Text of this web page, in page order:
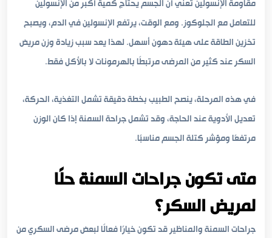
مقاومة الإنسولين تعني أن الجسم يحتاج كمية أكبر من الإنسولين
للتعامل مع الجلوكوز. ومع الوقت، يرتفع الإنسولين في الدم، ويصبح
تخزين الطاقة على هيئة دهون أسهل. لهذا يعد سبب زيادة وزن مريض
السكر عند كثير من المرضى مرتبطًا بالهرمونات لا بالأكل فقط.
في هذه المرحلة، ينصح الطبيب بخطة دقيقة تشمل التغذية، الحركة،
تعديل الأدوية عند الحاجة، وقد تشمل جراحة السمنة إذا كان الوزن
مرتفعًا ومؤشر كتلة الجسم مناسبًا.
متى تكون جراحات السمنة حلًا
لمريض السكر؟
جراحات السمنة والمناظير قد تكون خيارًا فعالًا لبعض مرضى السكري من